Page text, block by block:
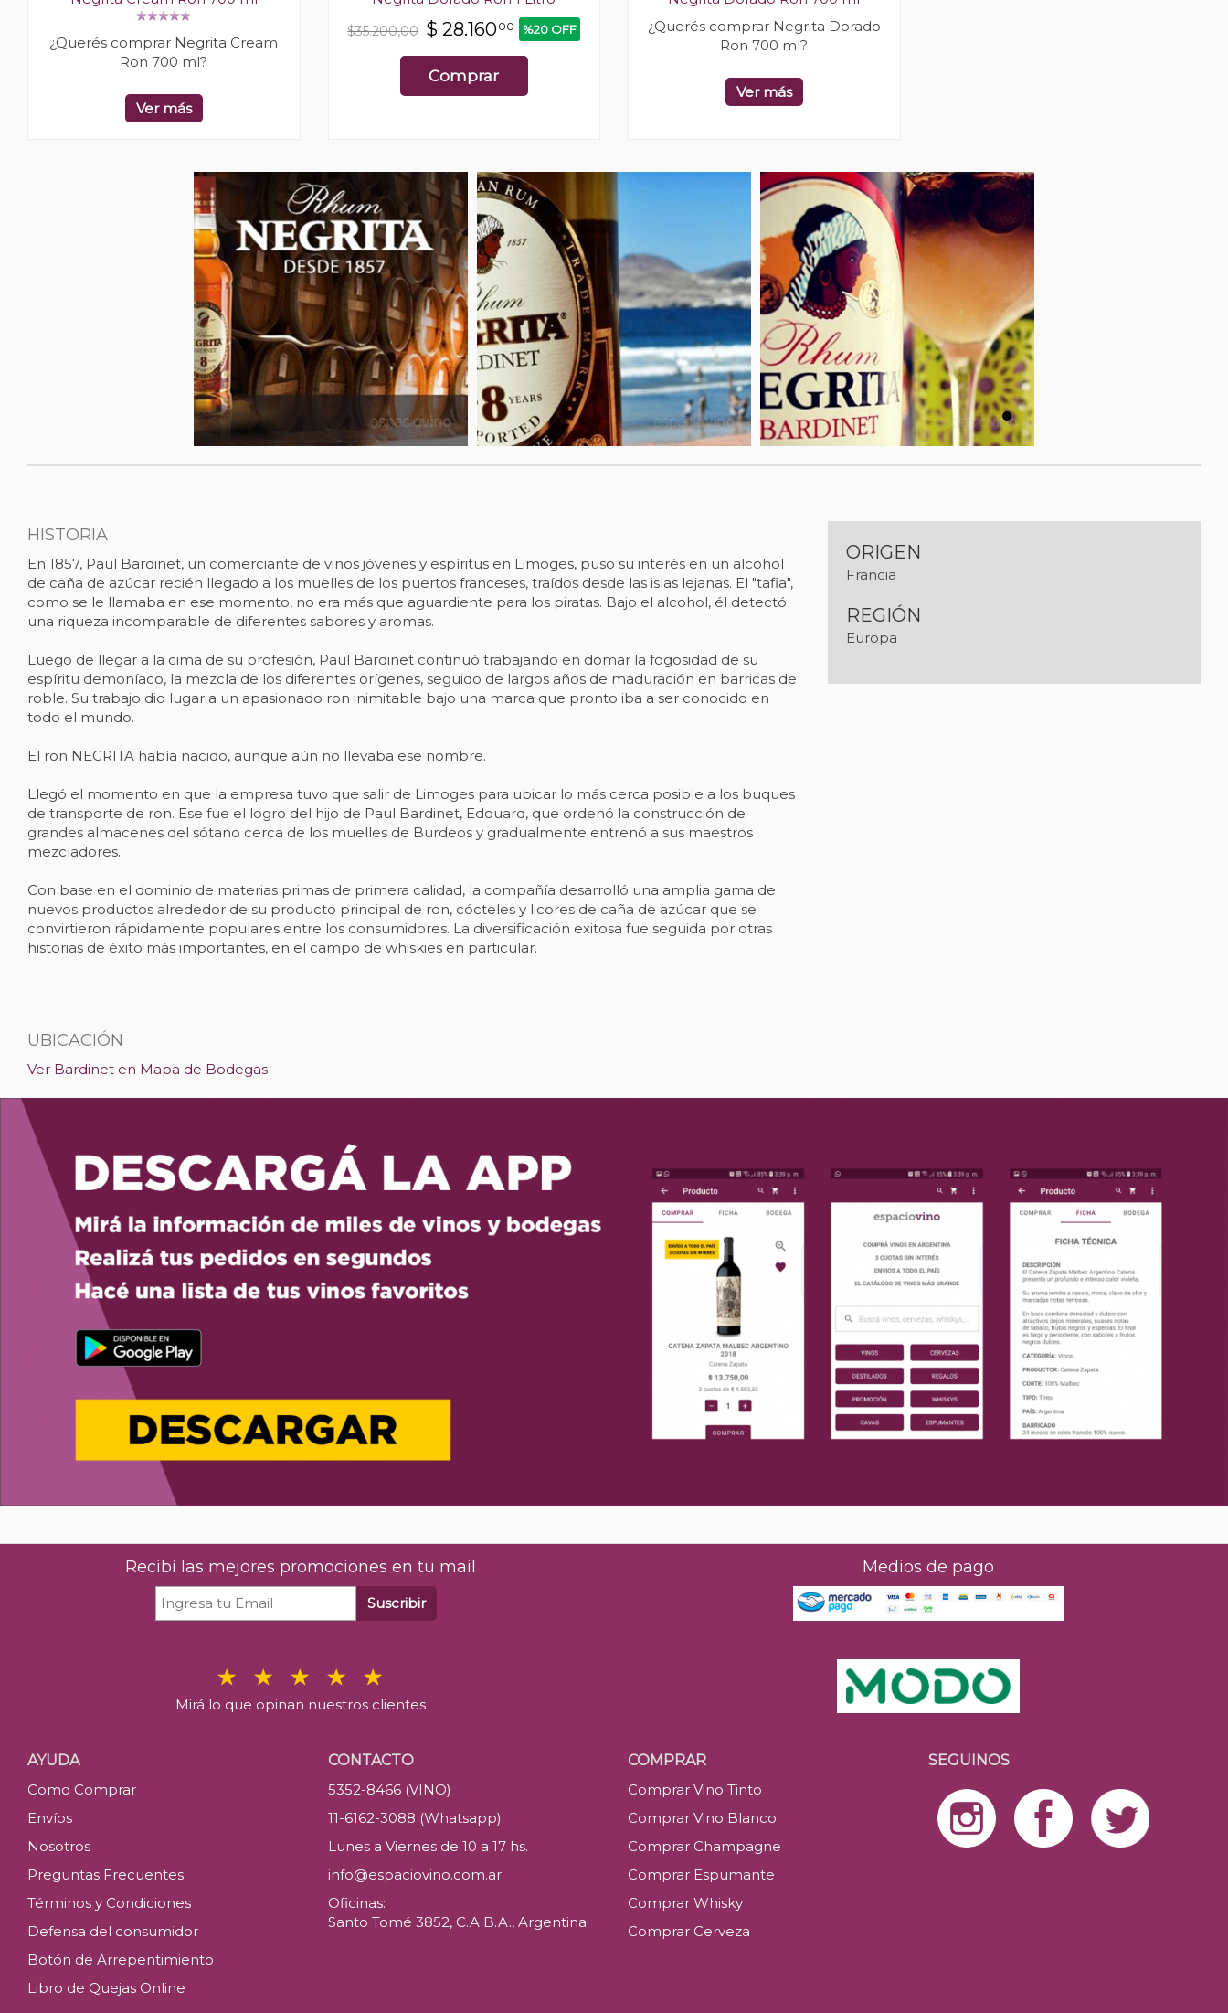
¿Querés comprar Negrita Cream
Ron 700 ml?
Ver más
$35.200,00 $ 28.16000 %20 OFF
Comprar
¿Querés comprar Negrita Dorado
Ron 700 ml?
Ver más
HISTORIA
En 1857, Paul Bardinet, un comerciante de vinos jóvenes y espíritus en Limoges, puso su interés en un alcohol
de caña de azúcar recién llegado a los muelles de los puertos franceses, traídos desde las islas lejanas. El "tafia",
como se le llamaba en ese momento, no era más que aguardiente para los piratas. Bajo el alcohol, él detectó
una riqueza incomparable de diferentes sabores y aromas.
Luego de llegar a la cima de su profesión, Paul Bardinet continuó trabajando en domar la fogosidad de su
espíritu demoníaco, la mezcla de los diferentes orígenes, seguido de largos años de maduración en barricas de
roble. Su trabajo dio lugar a un apasionado ron inimitable bajo una marca que pronto iba a ser conocido en
todo el mundo.
El ron NEGRITA había nacido, aunque aún no llevaba ese nombre.
Llegó el momento en que la empresa tuvo que salir de Limoges para ubicar lo más cerca posible a los buques
de transporte de ron. Ese fue el logro del hijo de Paul Bardinet, Edouard, que ordenó la construcción de
grandes almacenes del sótano cerca de los muelles de Burdeos y gradualmente entrenó a sus maestros
mezcladores.
Con base en el dominio de materias primas de primera calidad, la compañía desarrolló una amplia gama de
nuevos productos alrededor de su producto principal de ron, cócteles y licores de caña de azúcar que se
convirtieron rápidamente populares entre los consumidores. La diversificación exitosa fue seguida por otras
historias de éxito más importantes, en el campo de whiskies en particular.
ORIGEN
Francia
REGIÓN
Europa
UBICACIÓN
Ver Bardinet en Mapa de Bodegas
Recibí las mejores promociones en tu mail
Suscribir
Mirá lo que opinan nuestros clientes
Medios de pago
AYUDA
Como Comprar
Envíos
Nosotros
Preguntas Frecuentes
Términos y Condiciones
Defensa del consumidor
Botón de Arrepentimiento
Libro de Quejas Online
CONTACTO
5352-8466 (VINO)
11-6162-3088 (Whatsapp)
Lunes a Viernes de 10 a 17 hs.
info@espaciovino.com.ar
Oficinas:
Santo Tomé 3852, C.A.B.A., Argentina
COMPRAR
Comprar Vino Tinto
Comprar Vino Blanco
Comprar Champagne
Comprar Espumante
Comprar Whisky
Comprar Cerveza
SEGUINOS